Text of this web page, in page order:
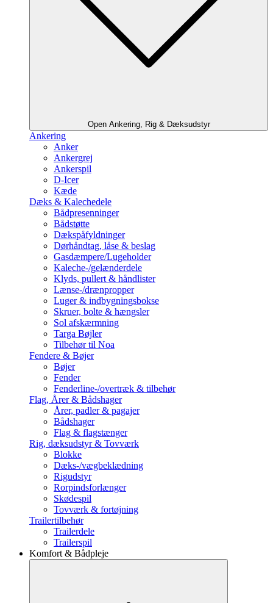
Open Ankering, Rig & Dæksudstyr
Ankering
Anker
Ankergrej
Ankerspil
D-Icer
Kæde
Dæks & Kalechedele
Bådpresenninger
Bådstøtte
Dækspåfyldninger
Dørhåndtag, låse & beslag
Gasdæmpere/Lugeholder
Kaleche-/gelænderdele
Klyds, pullert & håndlister
Lænse-/drænpropper
Luger & indbygningsbokse
Skruer, bolte & hængsler
Sol afskærmning
Targa Bøjler
Tilbehør til Noa
Fendere & Bøjer
Bøjer
Fender
Fenderline-/overtræk & tilbehør
Flag, Årer & Bådshager
Årer, padler & pagajer
Bådshager
Flag & flagstænger
Rig, dæksudstyr & Tovværk
Blokke
Dæks-/vægbeklædning
Rigudstyr
Rorpindsforlænger
Skødespil
Tovværk & fortøjning
Trailertilbehør
Trailerdele
Trailerspil
Komfort & Bådpleje